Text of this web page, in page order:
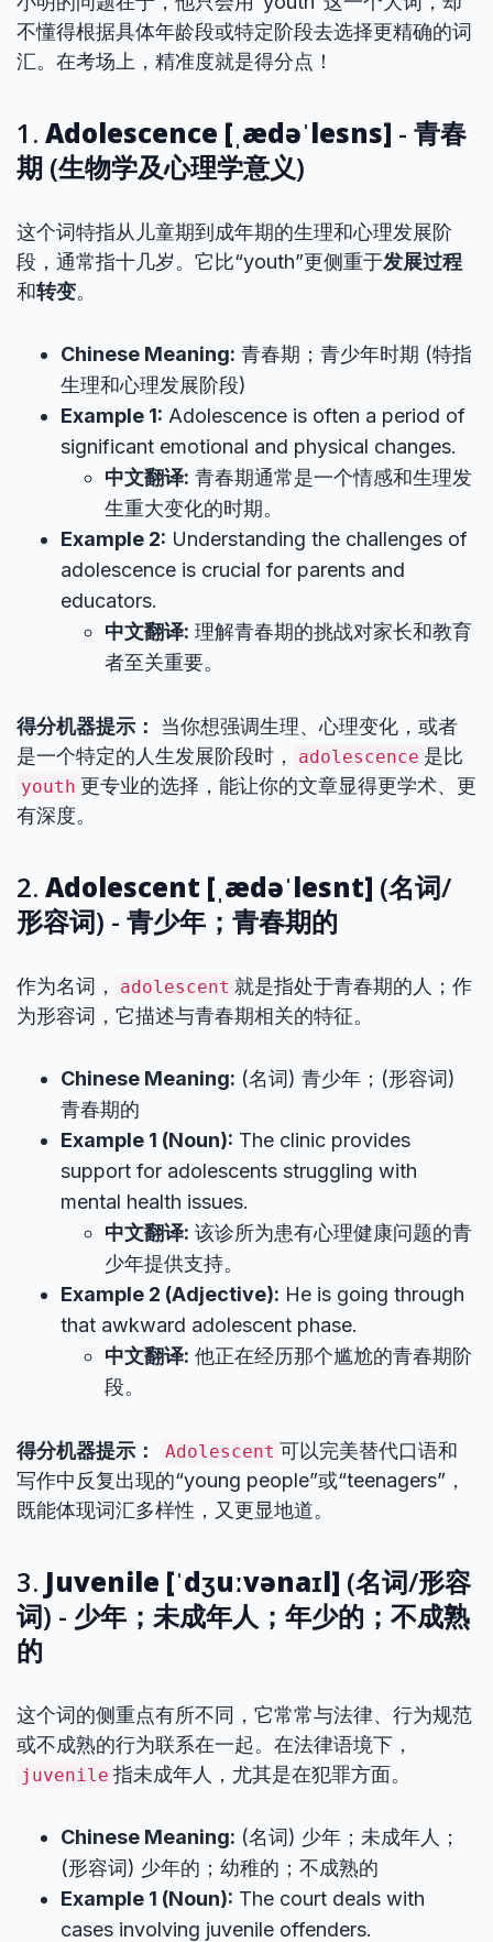
不懂得根据具体年龄段或特定阶段去选择更精确的词
汇。在考场上，精准度就是得分点！
1. Adolescence [ˌædəˈlesns] - 青春
期 (生物学及心理学意义)
这个词特指从儿童期到成年期的生理和心理发展阶
段，通常指十几岁。它比“youth”更侧重于发展过程
和转变。
Chinese Meaning: 青春期；青少年时期 (特指
生理和心理发展阶段)
Example 1: Adolescence is often a period of
significant emotional and physical changes.
中文翻译: 青春期通常是一个情感和生理发
生重大变化的时期。
Example 2: Understanding the challenges of
adolescence is crucial for parents and
educators.
中文翻译: 理解青春期的挑战对家长和教育
者至关重要。
得分机器提示：
当你想强调生理、心理变化，或者
是一个特定的人生发展阶段时，
adolescence 是比
youth 更专业的选择，能让你的文章显得更学术、更
有深度。
2. Adolescent [ˌædəˈlesnt] (名词/
形容词) - 青少年；青春期的
作为名词， adolescent 就是指处于青春期的人；作
为形容词，它描述与青春期相关的特征。
Chinese Meaning: (名词) 青少年；(形容词)
青春期的
Example 1 (Noun): The clinic provides
support for adolescents struggling with
mental health issues.
中文翻译: 该诊所为患有心理健康问题的青
少年提供支持。
Example 2 (Adjective): He is going through
that awkward adolescent phase.
中文翻译: 他正在经历那个尴尬的青春期阶
段。
得分机器提示： Adolescent 可以完美替代口语和
写作中反复出现的“young people”或“teenagers”，
既能体现词汇多样性，又更显地道。
3. Juvenile [ˈdʒuːvənaɪl] (名词/形容
词) - 少年；未成年人；年少的；不成熟
的
这个词的侧重点有所不同，它常常与法律、行为规范
或不成熟的行为联系在一起。在法律语境下，
juvenile 指未成年人，尤其是在犯罪方面。
Chinese Meaning: (名词) 少年；未成年人；
(形容词) 少年的；幼稚的；不成熟的
Example 1 (Noun): The court deals with
cases involving juvenile offenders.